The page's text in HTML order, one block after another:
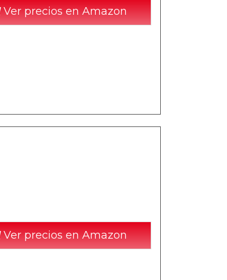
Ver precios en Amazon
Ver precios en Amazon